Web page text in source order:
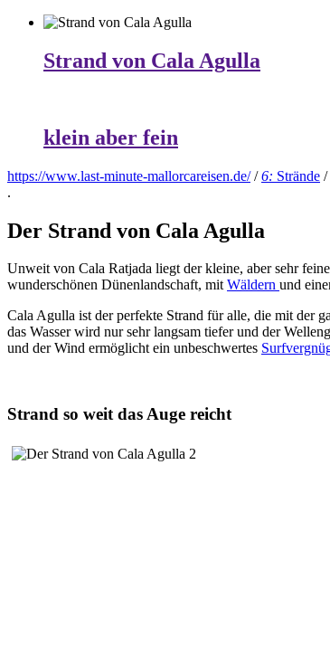
Strand von Cala Agulla
klein aber fein
https://www.last-minute-mallorcareisen.de/ /6: Strände /
.
Der Strand von Cala Agulla
Unweit von Cala Ratjada liegt der kleine, aber sehr
wunderschönen Dünenlandschaft, mitWäldern und
Cala Agulla ist der perfekte Strand für alle, die mit der
das Wasser wird nur sehr langsam tiefer und der
und der Wind ermöglicht ein unbeschwertes
Strand so weit das Auge reicht